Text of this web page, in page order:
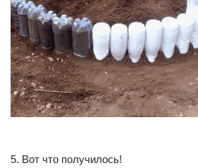
5. Вот что получилось!